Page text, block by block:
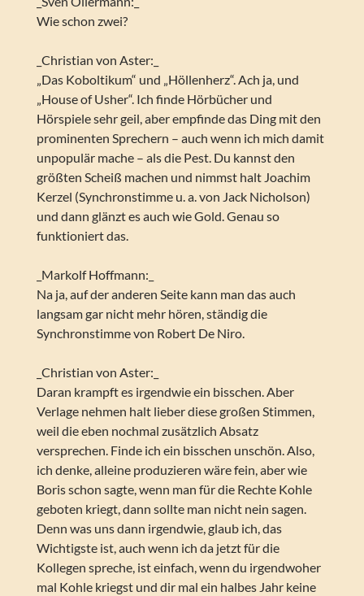
Wie schon zwei?
_Christian von Aster:_
„Das Koboltikum“ und „Höllenherz“. Ach ja, und
„House of Usher“. Ich finde Hörbücher und
Hörspiele sehr geil, aber empfinde das Ding mit den
prominenten Sprechern – auch wenn ich mich damit
unpopulär mache – als die Pest. Du kannst den
größten Scheiß machen und nimmst halt Joachim
Kerzel (Synchronstimme u. a. von Jack Nicholson)
und dann glänzt es auch wie Gold. Genau so
funktioniert das.
_Markolf Hoffmann:_
Na ja, auf der anderen Seite kann man das auch
langsam gar nicht mehr hören, ständig die
Synchronstimme von Robert De Niro.
_Christian von Aster:_
Daran krampft es irgendwie ein bisschen. Aber
Verlage nehmen halt lieber diese großen Stimmen,
weil die eben nochmal zusätzlich Absatz
versprechen. Finde ich ein bisschen unschön. Also,
ich denke, alleine produzieren wäre fein, aber wie
Boris schon sagte, wenn man für die Rechte Kohle
geboten kriegt, dann sollte man nicht nein sagen.
Denn was uns dann irgendwie, glaub ich, das
Wichtigste ist, auch wenn ich da jetzt für die
Kollegen spreche, ist einfach, wenn du irgendwoher
mal Kohle kriegst und dir mal ein halbes Jahr keine